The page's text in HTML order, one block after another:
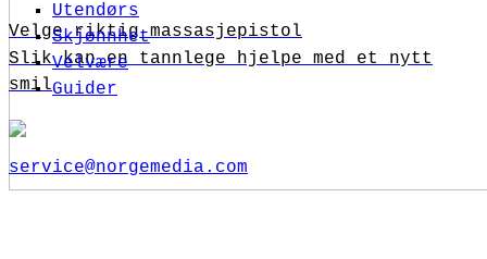
Velge riktig massasjepistol
Slik kan en tannlege hjelpe med et nytt
smil
Utendørs
Skjønnhet
Velvære
Guider
service@norgemedia.com